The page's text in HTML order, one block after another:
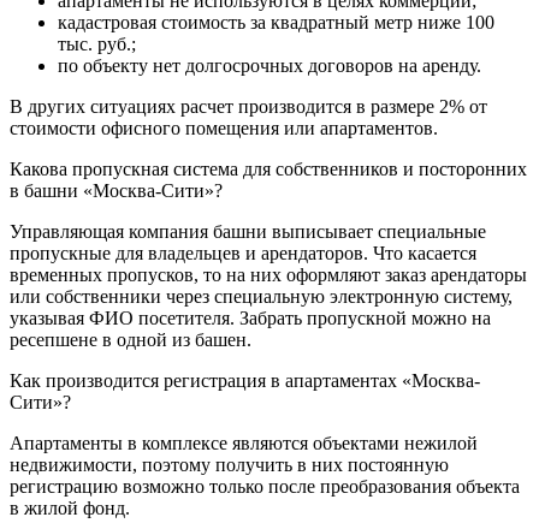
кадастровая стоимость за квадратный метр ниже 100
тыс. руб.;
по объекту нет долгосрочных договоров на аренду.
В других ситуациях расчет производится в размере 2% от
стоимости офисного помещения или апартаментов.
Какова пропускная система для собственников и посторонних
в башни «Москва-Сити»?
Управляющая компания башни выписывает специальные
пропускные для владельцев и арендаторов. Что касается
временных пропусков, то на них оформляют заказ арендаторы
или собственники через специальную электронную систему,
указывая ФИО посетителя. Забрать пропускной можно на
ресепшене в одной из башен.
Как производится регистрация в апартаментах «Москва-
Сити»?
Апартаменты в комплексе являются объектами нежилой
недвижимости, поэтому получить в них постоянную
регистрацию возможно только после преобразования объекта
в жилой фонд.